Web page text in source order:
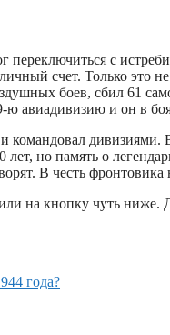
с
счет. Только это
боев, сбил 61
ю авиадивизию и он в
дивизиями.
но память о
В честь
на кнопку чуть ниже.
года?